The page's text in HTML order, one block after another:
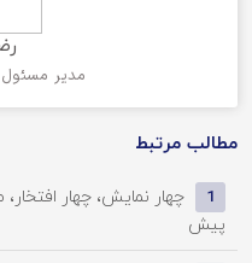
مدیر مسئول
مطالب مرتبط
1 چهار نمایش، چهار افتخار،
پیش